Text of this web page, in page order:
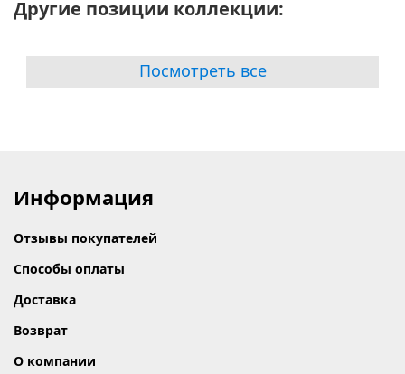
Другие позиции коллекции:
Посмотреть все
Информация
Отзывы покупателей
Способы оплаты
Доставка
Возврат
О компании